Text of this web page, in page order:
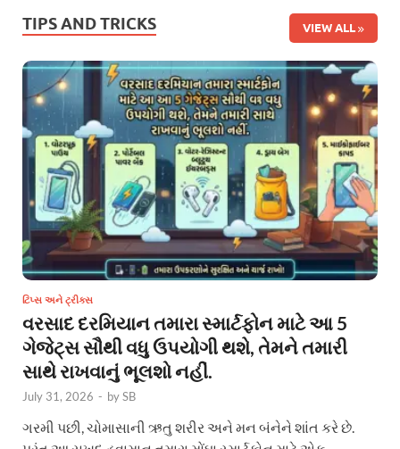
TIPS AND TRICKS VIEW ALL
ટિપ્સ અને ટ્રીક્સ
વરસાદ દરમિયાન તમારા સ્માર્ટફોન માટે આ 5
ગેજેટ્સ સૌથી વધુ ઉપયોગી થશે, તેમને તમારી
સાથે રાખવાનું ભૂલશો નહીં.
July 31, 2026 - bySB
ગરમી પછી, ચોમાસાની ઋતુ શરીર અને મન બંનેને શાંત કરે છે.